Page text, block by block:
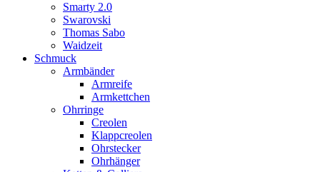
Smarty 2.0
Swarovski
Thomas Sabo
Waidzeit
Schmuck
Armbänder
Armreife
Armkettchen
Ohrringe
Creolen
Klappcreolen
Ohrstecker
Ohrhänger